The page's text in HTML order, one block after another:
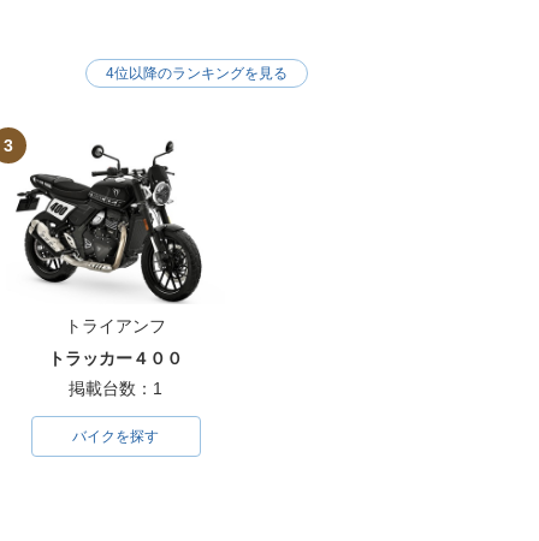
3
トライアンフ
トラッカー４００
掲載台数：1
バイクを探す
4位以降のランキングを見る